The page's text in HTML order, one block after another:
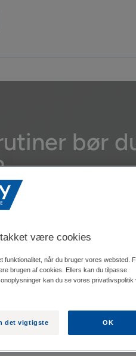
bør
DUCRAY-eksperter
til daglige vaner eller
er bedst at bruge sin
være cookies
funktionalitet, når du bruger vores websted.
brugen af cookies. Ellers kan du tilpasse
kan du se vores privatlivspolitik
det vigtigste OK